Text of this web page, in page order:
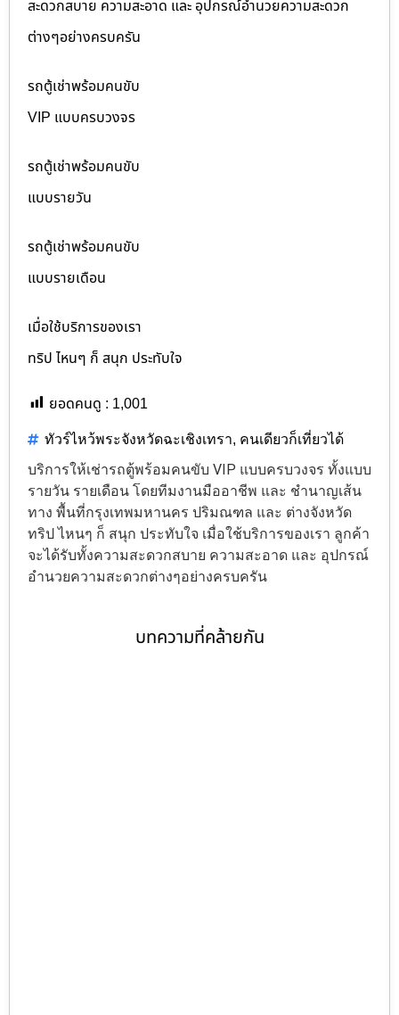
สะดวกสบาย ความสะอาด และ อุปกรณ์อำนวยความสะดวก
ต่างๆอย่างครบครัน
รถตู้เช่าพร้อมคนขับ
VIP แบบครบวงจร
รถตู้เช่าพร้อมคนขับ
แบบรายวัน
รถตู้เช่าพร้อมคนขับ
แบบรายเดือน
เมื่อใช้บริการของเรา
ทริป ไหนๆ ก็ สนุก ประทับใจ
ยอดคนดู : 1,001
ทัวร์ไหว้พระจังหวัดฉะเชิงเทรา, คนเดียวก็เที่ยวได้
บริการให้เช่ารถตู้พร้อมคนขับ VIP แบบครบวงจร ทั้งแบบ
รายวัน รายเดือน โดยทีมงานมืออาชีพ และ ชำนาญเส้น
ทาง พื้นที่กรุงเทพมหานคร ปริมณฑล และ ต่างจังหวัด
ทริป ไหนๆ ก็ สนุก ประทับใจ เมื่อใช้บริการของเรา ลูกค้า
จะได้รับทั้งความสะดวกสบาย ความสะอาด และ อุปกรณ์
อำนวยความสะดวกต่างๆอย่างครบครัน
บทความที่คล้ายกัน